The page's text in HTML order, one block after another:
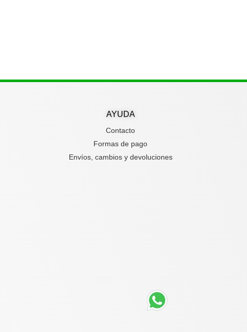
AYUDA
Contacto
Formas de pago
Envíos, cambios y devoluciones